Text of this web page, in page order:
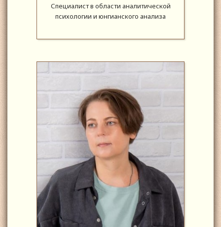
Специалист в области аналитической
психологии и юнгианского анализа